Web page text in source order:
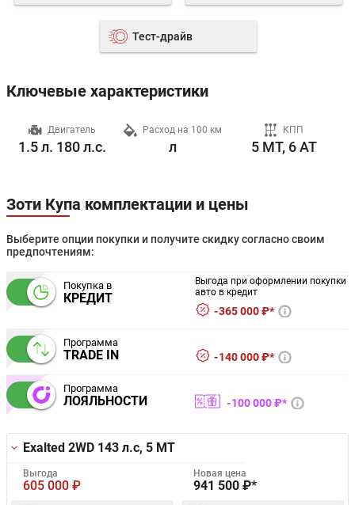
Тест-драйв
Ключевые характеристики
Двигатель
1.5 л. 180 л.с.
Расход на 100 км
л
КПП
5 MT, 6 AT
Зоти Купа комплектации и цены
Выберите опции покупки и получите скидку согласно своим
предпочтениям:
Покупка в
КРЕДИТ
Выгода при оформлении покупки
авто в кредит
365 000 ₽*
Программа
TRADE IN 140 000 ₽*
Программа
ЛОЯЛЬНОСТИ 100 000 ₽*
Exalted 2WD 143 л.с, 5 MT
Выгода
605 000 ₽
Новая цена
941 500 ₽*